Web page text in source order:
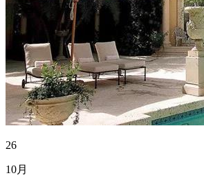
26
10月